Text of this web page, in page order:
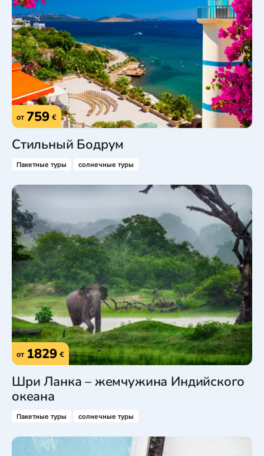
от 759 €
Стильный Бодрум
Пакетные туры солнечные туры
от 1829 €
Шри Ланка – жемчужина Индийского
океана
Пакетные туры солнечные туры